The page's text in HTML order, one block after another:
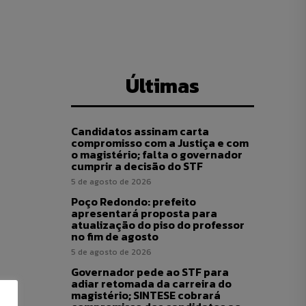
Últimas
Candidatos assinam carta
compromisso com a Justiça e com
o magistério; falta o governador
cumprir a decisão do STF
5 de agosto de 2026
Poço Redondo: prefeito
apresentará proposta para
atualização do piso do professor
no fim de agosto
5 de agosto de 2026
Governador pede ao STF para
adiar retomada da carreira do
magistério; SINTESE cobrará